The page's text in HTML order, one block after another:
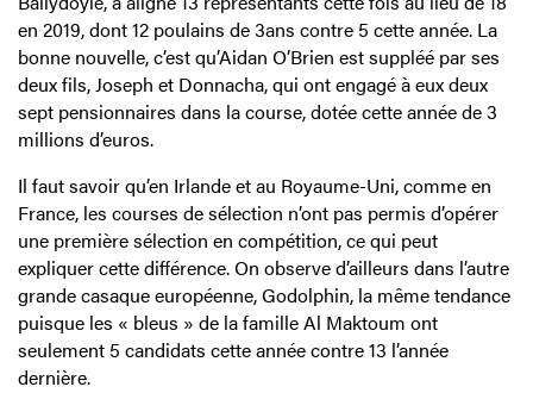
en 2019, dont 12 poulains de 3ans contre 5 cette année. La
bonne nouvelle, c’est qu’Aidan O’Brien est suppléé par ses
deux fils, Joseph et Donnacha, qui ont engagé à eux deux
sept pensionnaires dans la course, dotée cette année de 3
millions d’euros.
Il faut savoir qu’en Irlande et au Royaume-Uni, comme en
France, les courses de sélection n’ont pas permis d’opérer
une première sélection en compétition, ce qui peut
expliquer cette différence. On observe d’ailleurs dans l’autre
grande casaque européenne, Godolphin, la même tendance
puisque les « bleus » de la famille Al Maktoum ont
seulement 5 candidats cette année contre 13 l’année
dernière.